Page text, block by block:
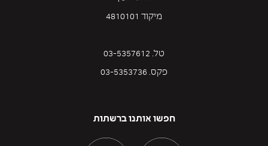
מיקוד 4810101
טל. 03-5357612
פקס. 03-5353736
חפשו אותנו ברשתות